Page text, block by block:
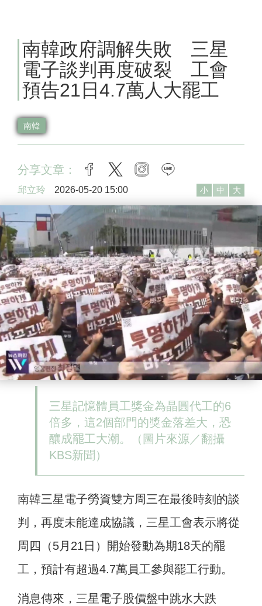
南韓政府調解失敗 三星
電子談判再度破裂 工會
預告21日4.7萬人大罷工
南韓
分享文章： facebook
twitter instagram
邱立玲 2026-05-20 15:00 小 中 大
三星記憶體員工獎金為晶圓代工的6
倍多，這2個部門的獎金落差大，恐
釀成罷工大潮。（圖片來源／翻攝
KBS新聞）
南韓三星電子勞資雙方周三在最後時刻的談
判，再度未能達成協議，三星工會表示將從
周四（5月21日）開始發動為期18天的罷
工，預計有超過4.7萬員工參與罷工行動。
消息傳來，三星電子股價盤中跳水大跌